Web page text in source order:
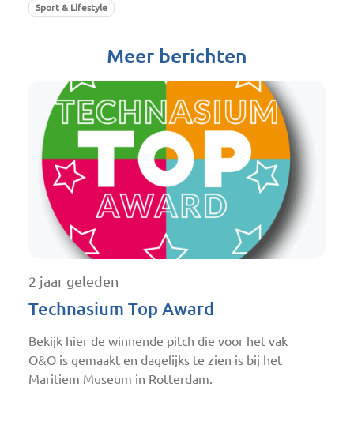
Sport & Lifestyle
Meer berichten
2 jaar geleden
Technasium Top Award
Bekijk hier de winnende pitch die voor het vak
O&O is gemaakt en dagelijks te zien is bij het
Maritiem Museum in Rotterdam.